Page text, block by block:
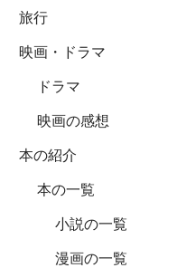
旅行
映画・ドラマ
ドラマ
映画の感想
本の紹介
本の一覧
小説の一覧
漫画の一覧